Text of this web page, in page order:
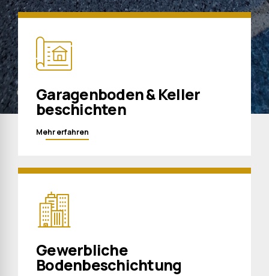
Garagenboden & Keller
beschichten
Mehr erfahren
Gewerbliche
Bodenbeschichtung